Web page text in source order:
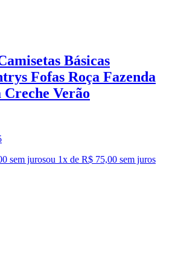
Básicas
Fofas Roça Fazenda
Verão
sem jurosou 1x de R$ 75,00 sem juros